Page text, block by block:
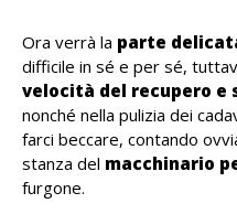
Ora verrà la parte
difficile in sé e per sé,
velocità del recupero e
nonché nella pulizia dei
farci beccare, contando
stanza del macchinario
furgone.